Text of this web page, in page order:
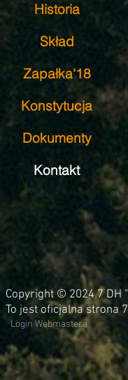
Historia
Skład
Zapałka'18
Konstytucja
Dokumenty
Kontakt
Copyright © 2024 7 DH
To jest oficjalna strona
Login Webmastera